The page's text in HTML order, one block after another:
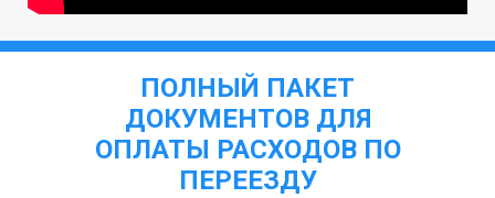
ПОЛНЫЙ ПАКЕТ
ДОКУМЕНТОВ ДЛЯ
ОПЛАТЫ РАСХОДОВ ПО
ПЕРЕЕЗДУ